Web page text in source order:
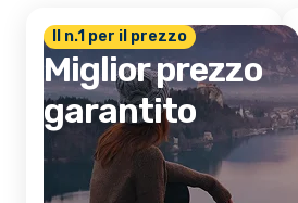
Il n.1 per il prezzo
Miglior prezzo
garantito